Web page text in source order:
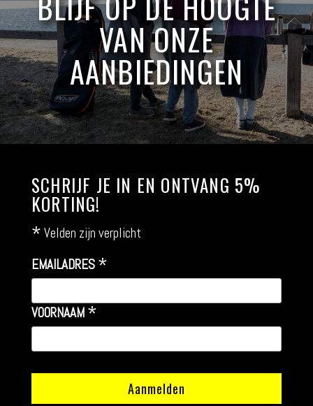
VAN ONZE
AANBIEDINGEN
SCHRIJF JE IN EN ONTVANG 5%
KORTING!
* Velden zijn verplicht
EMAILADRES *
VOORNAAM *